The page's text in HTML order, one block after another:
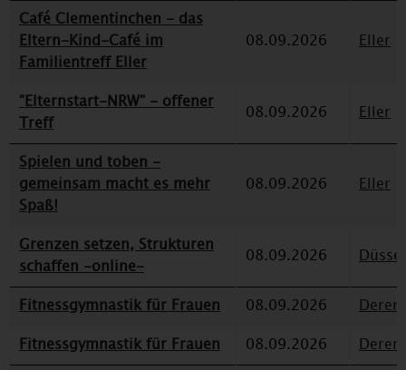
Café Clementinchen - das
Eltern-Kind-Café im
Familientreff Eller
08.09.2026 Eller
"Elternstart-NRW" - offener
Treff
08.09.2026 Eller
Spielen und toben -
gemeinsam macht es mehr
Spaß!
08.09.2026 Eller
Grenzen setzen, Strukturen
schaffen -online-
08.09.2026
Fitnessgymnastik für Frauen 08.09.2026
Fitnessgymnastik für Frauen
08.09.2026